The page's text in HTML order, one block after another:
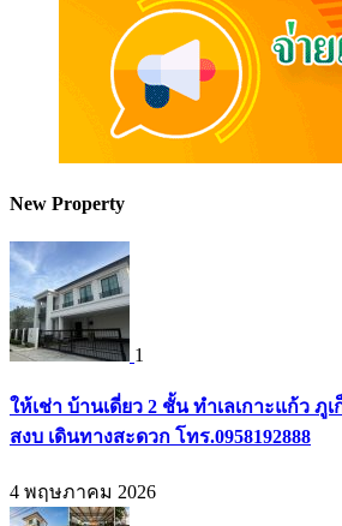
New Property
1
ให้เช่า บ้านเดี่ยว 2 ชั้น ทำเลเกาะแก้ว ภู
สงบ เดินทางสะดวก โทร.0958192888
4 พฤษภาคม 2026